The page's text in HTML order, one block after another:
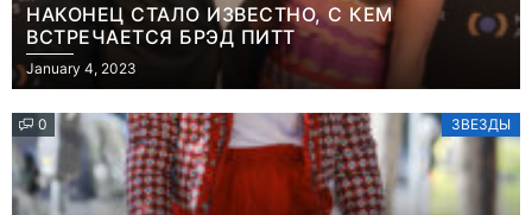
НАКОНЕЦ СТАЛО ИЗВЕСТНО, С КЕМ
ВСТРЕЧАЕТСЯ БРЭД ПИТТ
January 4, 2023
0 ЗВЕЗДЫ